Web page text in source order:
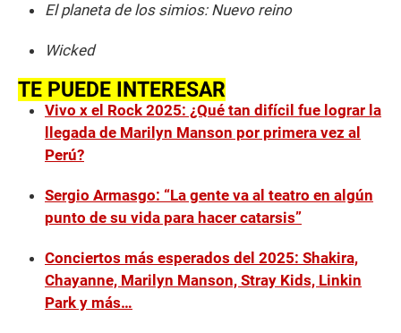
El planeta de los simios: Nuevo reino
Wicked
TE PUEDE INTERESAR
Vivo x el Rock 2025: ¿Qué tan difícil fue lograr la
llegada de Marilyn Manson por primera vez al
Perú?
Sergio Armasgo: “La gente va al teatro en algún
punto de su vida para hacer catarsis”
Conciertos más esperados del 2025: Shakira,
Chayanne, Marilyn Manson, Stray Kids, Linkin
Park y más…